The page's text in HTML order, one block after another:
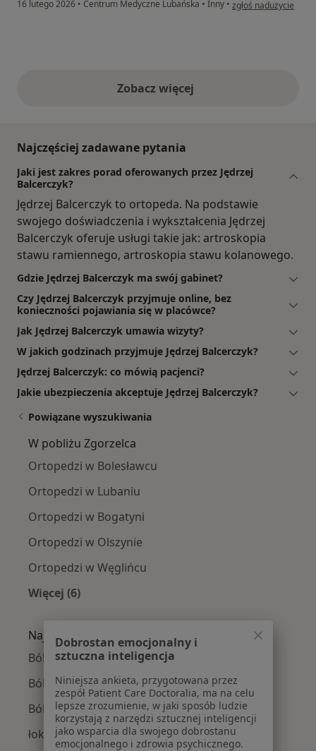
16 lutego 2026 • Centrum Medyczne Lubańska • Inny • zgłoś nadużycie
Zobacz więcejopinie powyżej
Najczęściej zadawane pytania
Jaki jest zakres porad oferowanych przez Jędrzej
Balcerczyk?
Jędrzej Balcerczyk to ortopeda. Na podstawie
swojego doświadczenia i wykształcenia Jędrzej
Balcerczyk oferuje usługi takie jak: artroskopia
stawu ramiennego, artroskopia stawu kolanowego.
Gdzie Jędrzej Balcerczyk ma swój gabinet?
Czy Jędrzej Balcerczyk przyjmuje online, bez
konieczności pojawiania się w placówce?
Jak Jędrzej Balcerczyk umawia wizyty?
W jakich godzinach przyjmuje Jędrzej Balcerczyk?
Jędrzej Balcerczyk: co mówią pacjenci?
Jakie ubezpieczenia akceptuje Jędrzej Balcerczyk?
Powiązane wyszukiwania
W pobliżu Zgorzelca
Ortopedzi w Bolesławcu
Ortopedzi w Lubaniu
Ortopedzi w Bogatyni
Ortopedzi w Olszynie
Ortopedzi w Węglińcu
Więcej (6)
Najczęście leczone choroby
Ból barku w Zgorzelcu
Ból kolana w Zgorzelcu
Ból biodra w Zgorzelcu
łokieć tenisisty w Zgorzelcu
Dobrostan emocjonalny i
sztuczna inteligencja
Niniejsza ankieta, przygotowana przez
zespół Patient Care Doctoralia, ma na celu
lepsze zrozumienie, w jaki sposób ludzie
korzystają z narzędzi sztucznej inteligencji
jako wsparcia dla swojego dobrostanu
emocjonalnego i zdrowia psychicznego.